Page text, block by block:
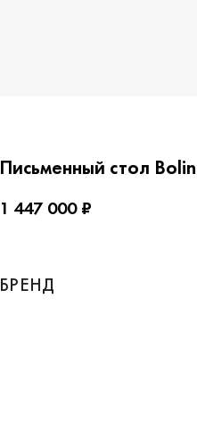
Письменный стол
1 447 000 ₽